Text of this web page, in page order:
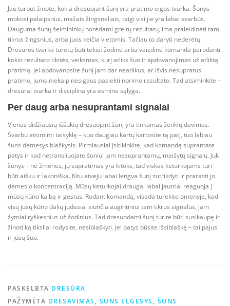
Jau turbūt žinote, kokia dresuojant šunį yra pratimo eigos tvarka. Šunys
mokosi palaipsniui, mažais žingsneliais, taigi visi jie yra labai svarbūs.
Dauguma šunų šeimininkų norėdami greitų rezultatų, ima praleidinėti tam
tikrus žingsnius, arba juos keičia vietomis. Tačiau to daryti nederėtų.
Dresūros tvarka turėtų būti tokia: žodinė arba vaizdinė komanda parodanti
kokio rezultato tikitės, veiksmas, kurį atliks šuo ir apdovanojimas už atliktą
pratimą. Jei apdovanosite šunį jam dar neatlikus, ar išvis nesupratus
pratimo, jums niekaip nesigaus pasiekti norimo rezultato. Tad atsiminkite –
dresūrai tvarka ir disciplina yra esminė sąlyga.
Per daug arba nesuprantami signalai
Vienas didžiausių iššūkių dresuojant šunį yra tinkamas ženklų davimas.
Svarbu atsiminti taisyklę – kuo daugiau kartų kartosite tą patį, tuo labiau
šuns dėmesys blaškysis. Pirmiausiai įsitikinkite, kad komandą suprantate
patys ir kad netransliuojate šuniui jam nesuprantamų, maišytų signalų. Juk
šunys – ne žmonės, jų supratimas yra kitoks, tad viskas keturkojams turi
būti aišku ir lakoniška. Kitu atveju labai lengva šunį sutrikdyti ir prarasti jo
dėmesio koncentraciją. Mūsų keturkojai draugai labai jautriai reaguoja į
mūsų kūno kalbą ir gestus. Rodant komandą, visada turėkite omenyje, kad
visų jūsų kūno dalių judesiai siunčia augintiniui tam tikrus signalus, jam
žymiai ryškesnius už žodinius. Tad dresuodami šunį turite būti susikaupę ir
žinoti ką tiksliai rodysite, nesiblaškyti. Jei patys būsite išsiblaškę – tai pajus
ir jūsų šuo.
PASKELBTA DRESŪRA
PAŽYMĖTA DRESAVIMAS , SUNS ELGESYS , ŠUNS